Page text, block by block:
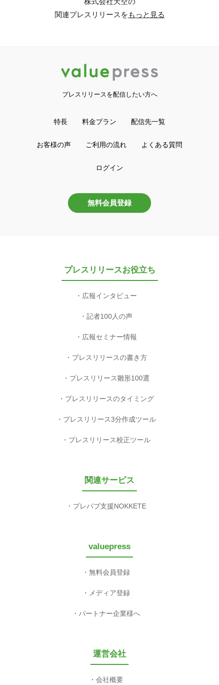
関連プレスリリースをもっと見る
プレスリリースを配信したい方へ
特長 料金プラン 配信先一覧
お客様の声 ご利用の流れ よくある質問
ログイン
無料会員登録
プレスリリースお役立ち
広報インタビュー
記者100人の声
広報セミナー情報
プレスリリースの書き方
プレスリリース雛形100選
プレスリリースのタイミング
プレスリリース3分作成ツール
プレスリリース校正ツール
関連サービス
プレパブ支援NOKKETE
valuepress
無料会員登録
メディア登録
パートナー企業様へ
運営会社
会社概要